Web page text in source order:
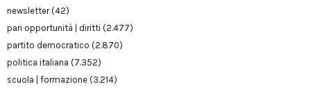
newsletter(42)
pari opportunità | diritti (2.477)
partito democratico (2.870)
politica italiana (7.352)
scuola | formazione (3.214)